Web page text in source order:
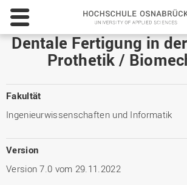
Dentale Fertigung in
Prothetik /
Fakultät
Ingenieurwissenschaften und Informatik
Version
Version 7.0 vom 29.11.2022